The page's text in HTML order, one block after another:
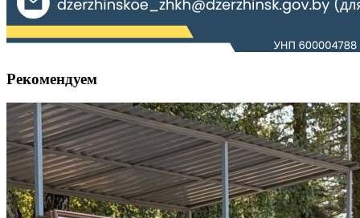
Рекомендуем